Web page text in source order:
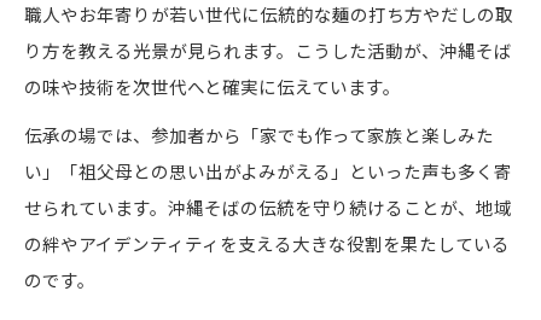
職人やお年寄りが若い世代に伝統的な麺の打ち方やだしの取
り方を教える光景が見られます。こうした活動が、沖縄そば
の味や技術を次世代へと確実に伝えています。
伝承の場では、参加者から「家でも作って家族と楽しみた
い」「祖父母との思い出がよみがえる」といった声も多く寄
せられています。沖縄そばの伝統を守り続けることが、地域
の絆やアイデンティティを支える大きな役割を果たしている
のです。